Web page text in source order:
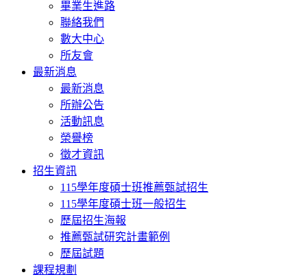
畢業生進路
聯絡我們
數大中心
所友會
最新消息
最新消息
所辦公告
活動訊息
榮譽榜
徵才資訊
招生資訊
115學年度碩士班推薦甄試招生
115學年度碩士班一般招生
歷屆招生海報
推薦甄試研究計畫範例
歷屆試題
課程規劃